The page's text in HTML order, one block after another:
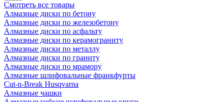
Смотреть все товары
Алмазные диски по бетону
Алмазные диски по железобетону
Алмазные диски по асфальту
Алмазные диски по керамограниту
Алмазные диски по металлу
Алмазные диски по граниту
Алмазные диски по мрамору
Алмазные шлифовальные франкфурты
Cut-n-Break Husqvarna
Алмазные чашки